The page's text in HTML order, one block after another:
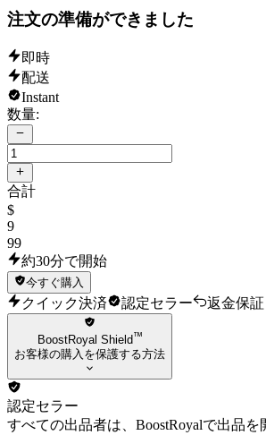
注文の準備ができました
即時
配送
Instant
数量:
合計
$
9
99
約30分で開始
今すぐ購入
クイック決済 認定セラー 返金保証
BoostRoyal Shield™
お客様の購入を保護する方法
認定セラー
すべての出品者は、BoostRoyalで出品